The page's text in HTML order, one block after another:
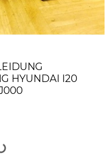
HYUNDAI I20